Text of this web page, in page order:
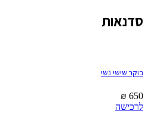
סדנאות
בוקר שישי נשי
₪ 650
לרכישה